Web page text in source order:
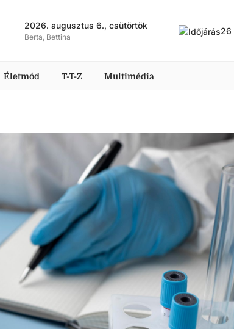
2026. augusztus 6., csütörtök
Berta, Bettina
26
Életmód T-T-Z Multimédia